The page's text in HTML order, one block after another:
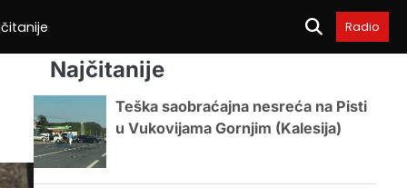
Radio
Najčitanije
Teška saobraćajna nesreća na Pisti
u Vukovijama Gornjim (Kalesija)